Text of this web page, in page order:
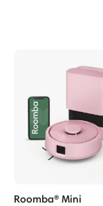
Roomba® Mini